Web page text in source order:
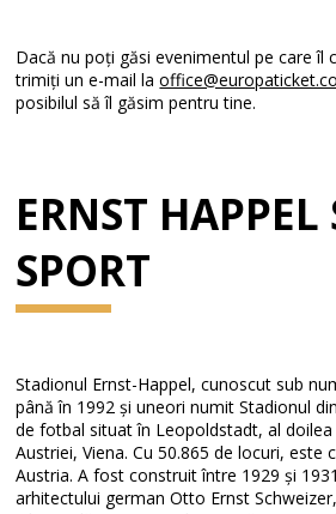
Dacă nu poți găsi evenimentul pe care îl
trimiți un e-mail la
posibilul să îl găsim pentru tine.
ERNST
SPORT
Stadionul Ernst-Happel, cunoscut sub
până în 1992 și uneori numit Stadionul
de fotbal situat în Leopoldstadt, al
Austriei, Viena. Cu 50.865 de locuri, este
Austria. A fost construit între 1929 și
arhitectului german Otto Ernst